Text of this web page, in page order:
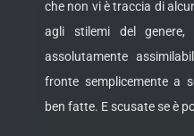
che non vi è traccia di
agli stilemi del
assolutamente
fronte semplicemente a
ben fatte. E scusate se è